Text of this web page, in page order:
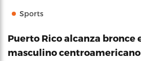
Sports
Puerto Rico alcanza bronce
masculino centroamericano